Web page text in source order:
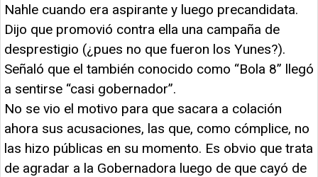
Nahle cuando era aspirante y luego precandidata.
Dijo que promovió contra ella una campaña de
desprestigio (¿pues no que fueron los Yunes?).
Señaló que el también conocido como “Bola 8” llegó
a sentirse “casi gobernador”.
No se vio el motivo para que sacara a colación
ahora sus acusaciones, las que, como cómplice, no
las hizo públicas en su momento. Es obvio que trata
de agradar a la Gobernadora luego de que cayó de